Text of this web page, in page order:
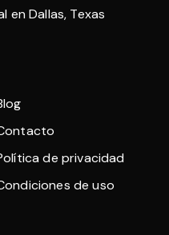
en Dallas, Texas
de privacidad
de uso